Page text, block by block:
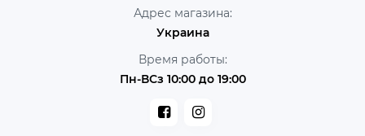
Адрес магазина:
Украина
Время работы:
Пн-ВСз 10:00 до 19:00